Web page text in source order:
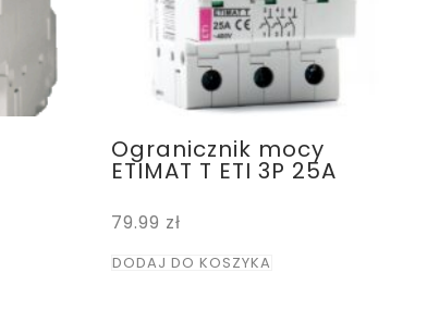
Ogranicznik mocy
ETIMAT T ETI 3P 25A
79.99 zł
DODAJ DO KOSZYKA